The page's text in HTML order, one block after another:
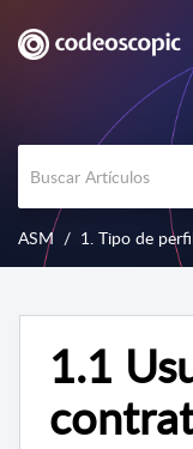
ASM 1. Tipo de
1.1